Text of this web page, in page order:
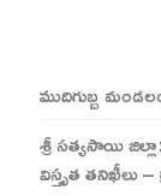
ముదిగుబ్బ
శ్రీ సత్యసాయి
విస్తృత తనిఖీలు